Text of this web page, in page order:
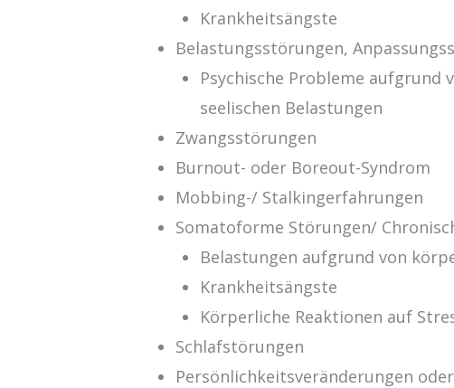
Krankheitsängste
Belastungsstörungen,
Psychische Probleme
seelischen Belastungen
Zwangsstörungen
Burnout- oder Boreout-Syndrom
Mobbing-/ Stalkingerfahrungen
Somatoforme Störungen/
Belastungen aufgrund von
Krankheitsängste
Körperliche Reaktionen auf
Schlafstörungen
Persönlichkeitsveränderungen